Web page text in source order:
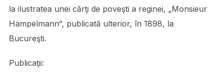
la ilustratea unei cărţi de poveşti a reginei, „Monsieur
Hampelmann“, publicată ulterior, în 1898, la
Bucureşti.
Publicaţii: